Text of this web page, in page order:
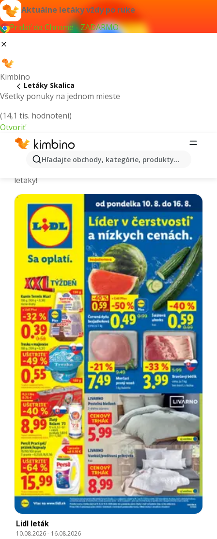
Aktuálne letáky vždy po ruke
Pridať do Chrome - ZADARMO
Kimbino
Všetky ponuky na jednom mieste
(14,1 tis. hodnotení)
Otvoriť
Hľadajte obchody, kategórie, produkty...
Letáky Skalica
Skalica - Aktuálne letáky a katalógy
letáky!
Lidl leták
10.08.2026- 16.08.2026